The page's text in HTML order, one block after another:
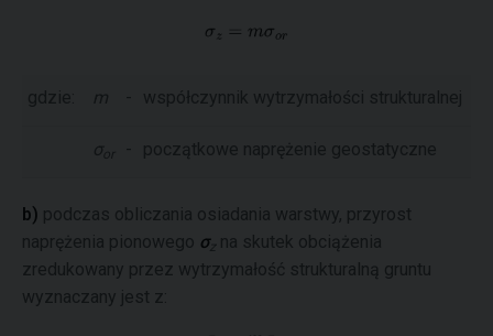
gdzie: m - współczynnik wytrzymałości strukturalnej
σ or - początkowe naprężenie geostatyczne
b) podczas obliczania osiadania warstwy, przyrost
naprężenia pionowego σz na skutek obciążenia
zredukowany przez wytrzymałość strukturalną gruntu
wyznaczany jest z: